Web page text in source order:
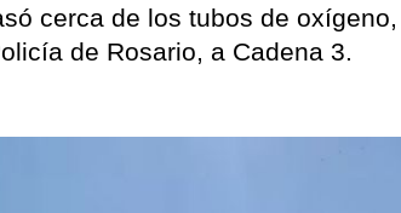
cerca de los tubos de oxígeno,
de Rosario, a Cadena 3.